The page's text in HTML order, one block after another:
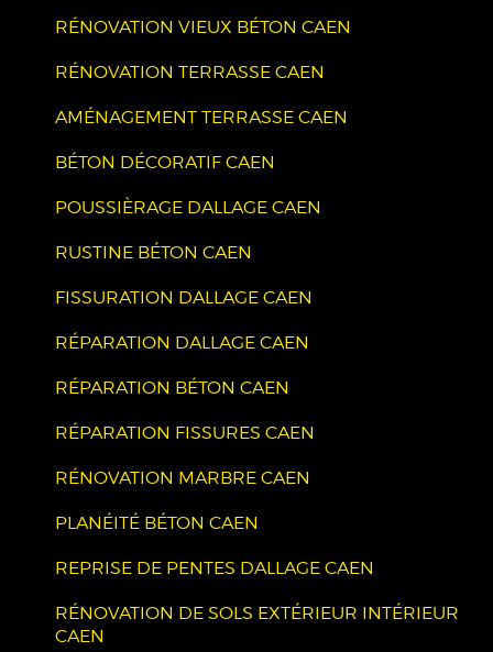
RÉNOVATION VIEUX BÉTON CAEN
RÉNOVATION TERRASSE CAEN
AMÉNAGEMENT TERRASSE CAEN
BÉTON DÉCORATIF CAEN
POUSSIÈRAGE DALLAGE CAEN
RUSTINE BÉTON CAEN
FISSURATION DALLAGE CAEN
RÉPARATION DALLAGE CAEN
RÉPARATION BÉTON CAEN
RÉPARATION FISSURES CAEN
RÉNOVATION MARBRE CAEN
PLANÉITÉ BÉTON CAEN
REPRISE DE PENTES DALLAGE CAEN
RÉNOVATION DE SOLS EXTÉRIEUR INTÉRIEUR
CAEN